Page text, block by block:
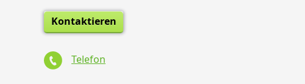
Kontaktieren
Telefon